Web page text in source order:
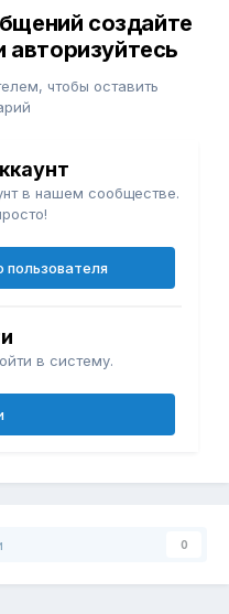
создайте
авторизуйтесь
чтобы оставить
в нашем сообществе.
пользователя
в систему.
0